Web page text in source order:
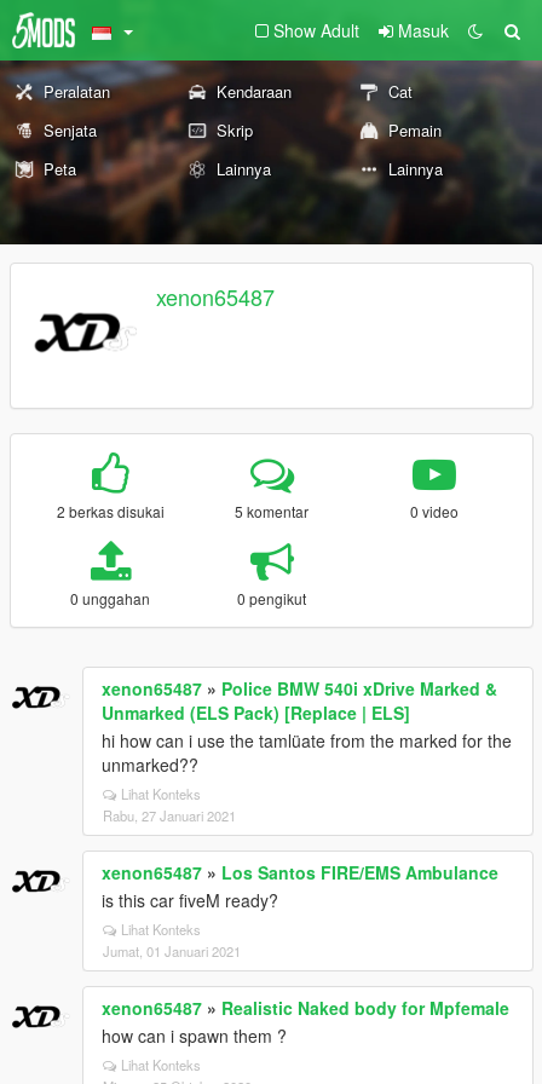
Show Adult Masuk
Peralatan Kendaraan
Cat
Senjata
Skrip
Pemain
Peta
Lainnya Lainnya
xenon65487
2 berkas disukai 5 komentar 0 video
0 unggahan 0 pengikut
xenon65487 » Police BMW 540i xDrive Marked &
Unmarked (ELS Pack) [Replace | ELS]
hi how can i use the tamlüate from the marked for the
unmarked??
Lihat Konteks
Rabu, 27 Januari 2021
xenon65487 » Los Santos FIRE/EMS Ambulance
is this car fiveM ready?
Lihat Konteks
Jumat, 01 Januari 2021
xenon65487 » Realistic Naked body for Mpfemale
how can i spawn them ?
Lihat Konteks